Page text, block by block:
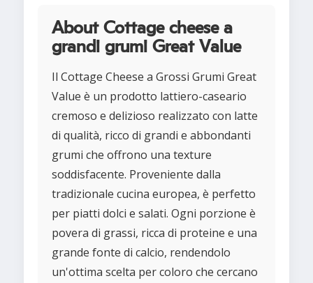
About Cottage cheese a
grandi grumi Great Value
Il Cottage Cheese a Grossi Grumi Great
Value è un prodotto lattiero-caseario
cremoso e delizioso realizzato con latte
di qualità, ricco di grandi e abbondanti
grumi che offrono una texture
soddisfacente. Proveniente dalla
tradizionale cucina europea, è perfetto
per piatti dolci e salati. Ogni porzione è
povera di grassi, ricca di proteine e una
grande fonte di calcio, rendendolo
un'ottima scelta per coloro che cercano